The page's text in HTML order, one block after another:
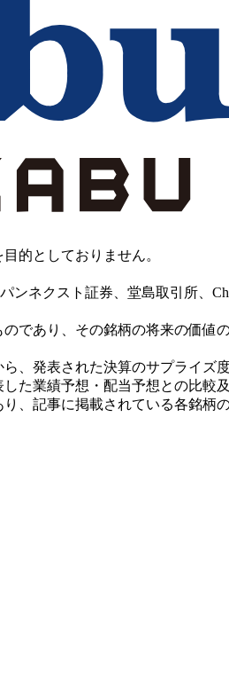
的としておりません。
クスト証券、堂島取引所、
であり、その銘柄の将来の価値
、発表された決算のサプライズ
た業績予想・配当予想との比較
、記事に掲載されている各銘柄